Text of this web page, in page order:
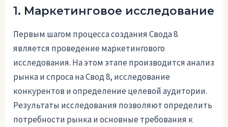
1. Маркетинговое исследование
Первым шагом процесса создания Свода 8
является проведение маркетингового
исследования. На этом этапе производится анализ
рынка и спроса на Свод 8, исследование
конкурентов и определение целевой аудитории.
Результаты исследования позволяют определить
потребности рынка и основные требования к